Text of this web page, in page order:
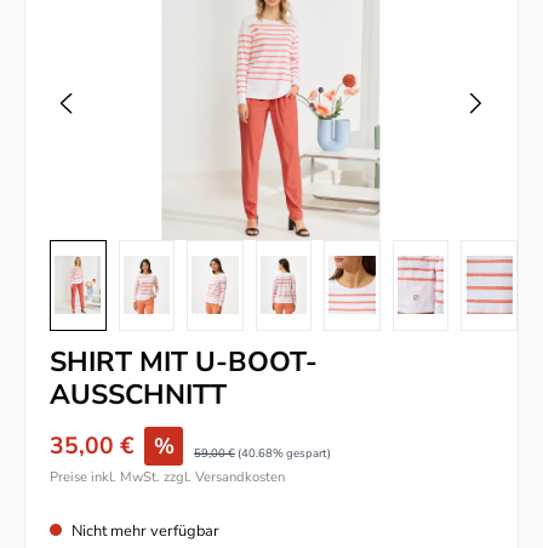
SHIRT MIT U-BOOT-
AUSSCHNITT
35,00 € % 59,00 € (40.68% gespart)
Preise inkl. MwSt. zzgl. Versandkosten
Nicht mehr verfügbar